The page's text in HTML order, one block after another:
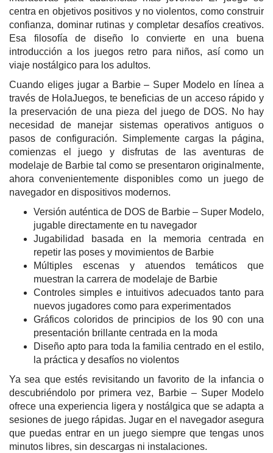
centra en objetivos positivos y no violentos, como construir
confianza, dominar rutinas y completar desafíos creativos.
Esa filosofía de diseño lo convierte en una buena
introducción a los juegos retro para niños, así como un
viaje nostálgico para los adultos.
Cuando eliges jugar a Barbie – Super Modelo en línea a
través de HolaJuegos, te beneficias de un acceso rápido y
la preservación de una pieza del juego de DOS. No hay
necesidad de manejar sistemas operativos antiguos o
pasos de configuración. Simplemente cargas la página,
comienzas el juego y disfrutas de las aventuras de
modelaje de Barbie tal como se presentaron originalmente,
ahora convenientemente disponibles como un juego de
navegador en dispositivos modernos.
Versión auténtica de DOS de Barbie – Super Modelo,
jugable directamente en tu navegador
Jugabilidad basada en la memoria centrada en
repetir las poses y movimientos de Barbie
Múltiples escenas y atuendos temáticos que
muestran la carrera de modelaje de Barbie
Controles simples e intuitivos adecuados tanto para
nuevos jugadores como para experimentados
Gráficos coloridos de principios de los 90 con una
presentación brillante centrada en la moda
Diseño apto para toda la familia centrado en el estilo,
la práctica y desafíos no violentos
Ya sea que estés revisitando un favorito de la infancia o
descubriéndolo por primera vez, Barbie – Super Modelo
ofrece una experiencia ligera y nostálgica que se adapta a
sesiones de juego rápidas. Jugar en el navegador asegura
que puedas entrar en un juego siempre que tengas unos
minutos libres, sin descargas ni instalaciones.